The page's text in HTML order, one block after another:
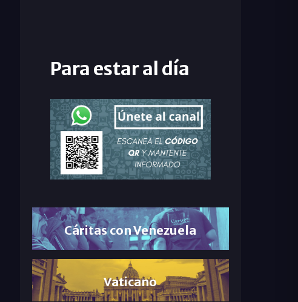
Para estar al día
Cáritas con Venezuela
Vaticano